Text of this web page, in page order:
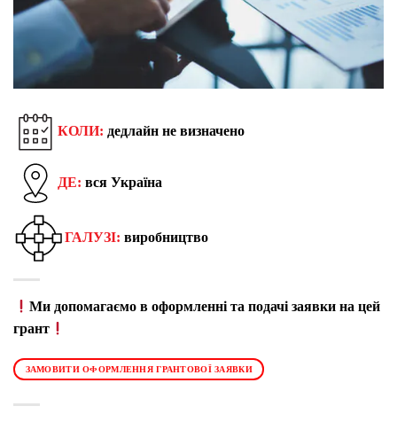
КОЛИ: дедлайн не визначено
ДЕ: вся Україна
ГАЛУЗІ: виробництво
Ми допомагаємо в оформленні та подачі заявки на цей
грант
ЗАМОВИТИ ОФОРМЛЕННЯ ГРАНТОВОЇ ЗАЯВКИ